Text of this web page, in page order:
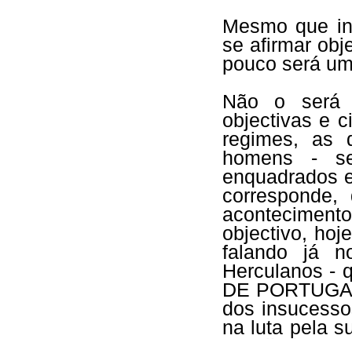
Mesmo que
se afirmar
pouco será
Não o será
objectivas e
regimes, as
homens -
enquadrados
objectivo,
falando já
Herculanos -
DE
dos
na luta pela